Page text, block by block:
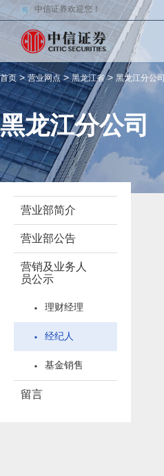
中信证券欢迎您！
首页>营业网点>黑龙江省> 黑龙江分公司
黑龙江分公司
营业部简介
营业部公告
营销及业务人
员公示
理财经理
经纪人
基金销售
留言